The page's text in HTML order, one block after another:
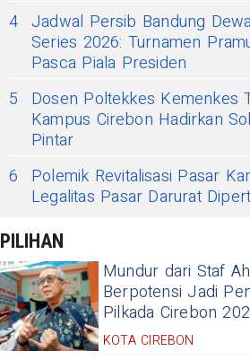
4 Jadwal Persib Bandung
Series 2026: Turnamen
Pasca Piala Presiden
5
Dosen Poltekkes Kemenkes
Kampus Cirebon Hadirkan
Pintar
6
Polemik Revitalisasi Pasar
Legalitas Pasar Darurat
PILIHAN
Mundur dari Staf
Berpotensi Jadi
Pilkada Cirebon
KOTA CIREBON